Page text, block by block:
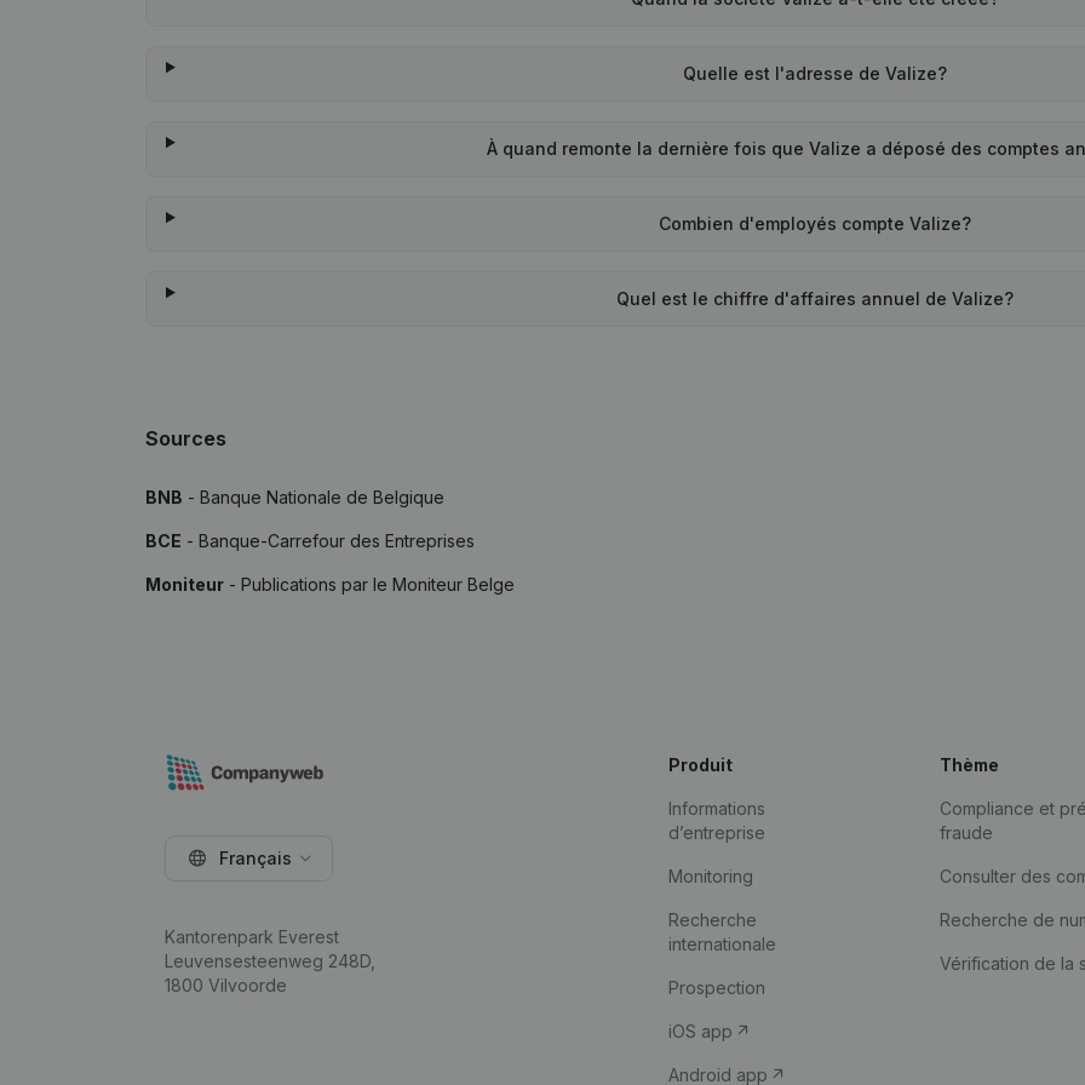
Quelle est l'adresse de Valize?
À quand remonte la dernière fois que Valize a déposé des comptes
Combien d'employés compte Valize?
Quel est le chiffre d'affaires annuel de Valize?
Sources
BNB - Banque Nationale de Belgique
BCE - Banque-Carrefour des Entreprises
Moniteur - Publications par le Moniteur Belge
Français
Kantorenpark Everest
Leuvensesteenweg 248D,
1800 Vilvoorde
Produit
Informations
d’entreprise
Monitoring
Recherche
internationale
Prospection
iOS app
Android app
Thème
Compliance et
fraude
Consulter des
Recherche de
Vérification de la